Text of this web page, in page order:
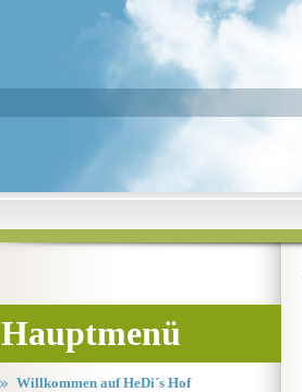
Hauptmenü
Willkommen auf HeDi´s Hof